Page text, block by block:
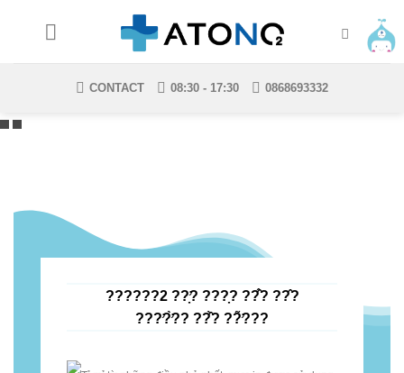
CONTACT 08:30 - 17:30 0868693332
??????2 ??̛̣? ???̣? ??̂́? ??̂?
???̛?̛̀?? ??̂̀? ??̛̃???